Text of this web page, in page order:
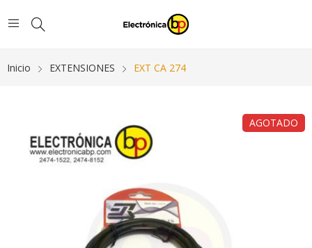
Inicio EXTENSIONES EXT CA 274
AGOTADO